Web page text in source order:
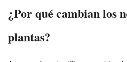
¿Por qué cambian los
plantas?